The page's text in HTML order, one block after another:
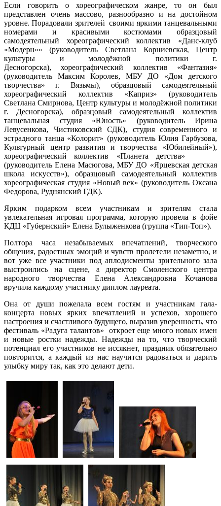
Если говорить о хореографическом жанре, то он был
представлен очень массово, разнообразно и на достойном
уровне. Порадовали зрителей своими яркими танцевальными
номерами и красивыми костюмами образцовый
самодеятельный хореографический коллектив «Данс-клуб
«Модерн»» (руководитель Светлана Корниевская, Центр
культуры и молодёжной политики г.
Десногорска), хореографический коллектив «Фантазия»
(руководитель Максим Королев, МБУ ДО «Дом детского
творчества» г. Вязьмы), образцовый самодеятельный
хореографический коллектив «Каприз» (руководитель
Светлана Смирнова, Центр культуры и молодёжной политики
г. Десногорска), образцовый самодеятельный коллектив
танцевальная студия «Юность» (руководитель Ирина
Левусенкова, Чистиковский СДК), студия современного и
эстрадного танца «Колорит» (руководитель Юлия Гарбузова,
Культурный центр развития и творчества «Юбилейный»),
хореографический коллектив «Планета детства»
(руководитель Елена Масюгова, МБУ ДО «Ярцевская детская
школа искусств»), образцовый самодеятельный коллектив
хореографическая студия «Новый век» (руководитель Оксана
Федорова, Руднянский ГДК).
Ярким подарком всем участникам и зрителям стала
увлекательная игровая программа, которую провела в фойе
КДЦ «Губернский» Елена Булыженкова (группа «Тип-Топ»).
Полтора часа незабываемых впечатлений, творческого
общения, радостных эмоций и чувств пролетели незаметно, и
вот уже все участники под аплодисменты зрительного зала
выстроились на сцене, а директор Смоленского центра
народного творчества Елена Александровна Кочанова
вручила каждому участнику диплом лауреата.
Она от души пожелала всем гостям и участникам гала-
концерта новых ярких впечатлений и успехов, хорошего
настроения и счастливого будущего, выразив уверенность, что
фестиваль «Радуга талантов» откроет еще много новых имен
и новые ростки надежды. Надежды на то, что творческий
потенциал его участников не иссякнет, праздник обязательно
повторится, а каждый из нас научится радоваться и дарить
улыбку миру так, как это делают дети.